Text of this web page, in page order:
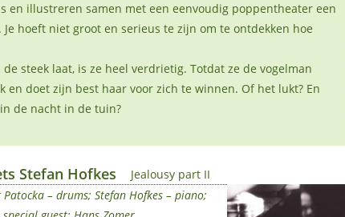
en illustreren samen met een eenvoudig poppentheater een
hoeft niet groot en serieus te zijn om te ontdekken hoe
steek laat, is ze heel verdrietig. Totdat ze de vogelman
en doet zijn best haar voor zich te winnen. Of het lukt? En
de nacht in de tuin?
Stefan Hofkes
Jealousy part II
– drums; Stefan Hofkes – piano;